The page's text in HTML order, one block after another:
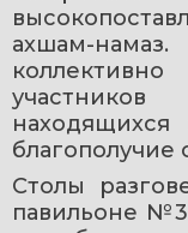
ахшам-
благополучие
Столы
павильоне